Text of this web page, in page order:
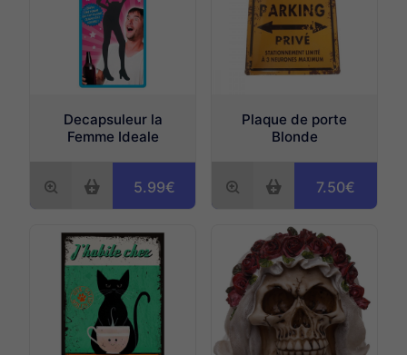
Decapsuleur la
Femme Ideale
5.99€
Plaque de porte
Blonde
7.50€